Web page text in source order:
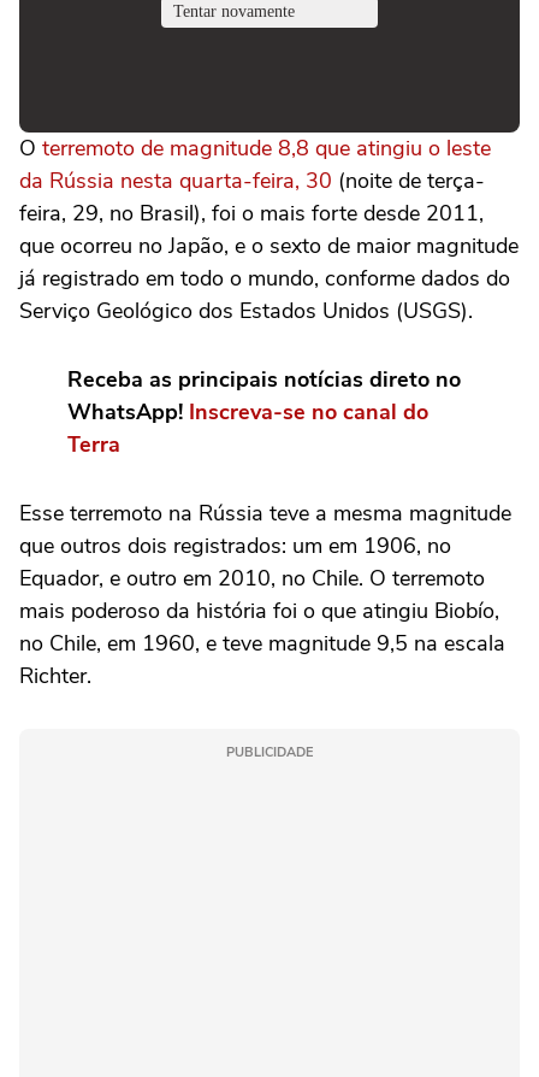
O terremoto de magnitude 8,8 que atingiu o leste
da Rússia nesta quarta-feira, 30 (noite de terça-
feira, 29, no Brasil), foi o mais forte desde 2011,
que ocorreu no Japão, e o sexto de maior magnitude
já registrado em todo o mundo, conforme dados do
Serviço Geológico dos Estados Unidos (USGS).
Receba as principais notícias direto no
WhatsApp! Inscreva-se no canal do
Terra
Esse terremoto na Rússia teve a mesma magnitude
que outros dois registrados: um em 1906, no
Equador, e outro em 2010, no Chile. O terremoto
mais poderoso da história foi o que atingiu Biobío,
no Chile, em 1960, e teve magnitude 9,5 na escala
Richter.
PUBLICIDADE